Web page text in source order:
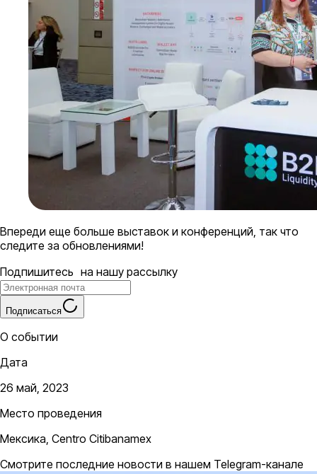
Впереди еще больше выставок и конференций, так что
следите за обновлениями!
Подпишитесь на нашу рассылку
Подписаться
О событии
Дата
26 май, 2023
Место проведения
Мексика, Centro Citibanamex
Смотрите последние новости в нашем Telegram-канале